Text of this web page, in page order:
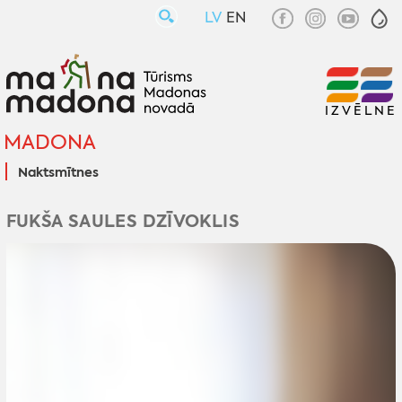
LV EN
MADONA
Naktsmītnes
IZVĒLNE
FUKŠA SAULES DZĪVOKLIS